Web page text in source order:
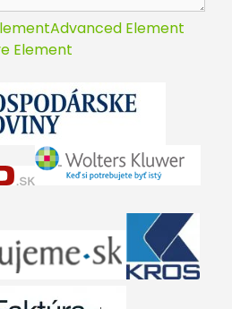
Advanced Element
Element